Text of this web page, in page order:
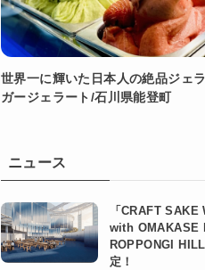
世界一に輝いた日本人の絶品ジェ
ガージェラート/石川県能登町
ニュース
「CRAFT
with OMAKASE
ROPPONGI
定！